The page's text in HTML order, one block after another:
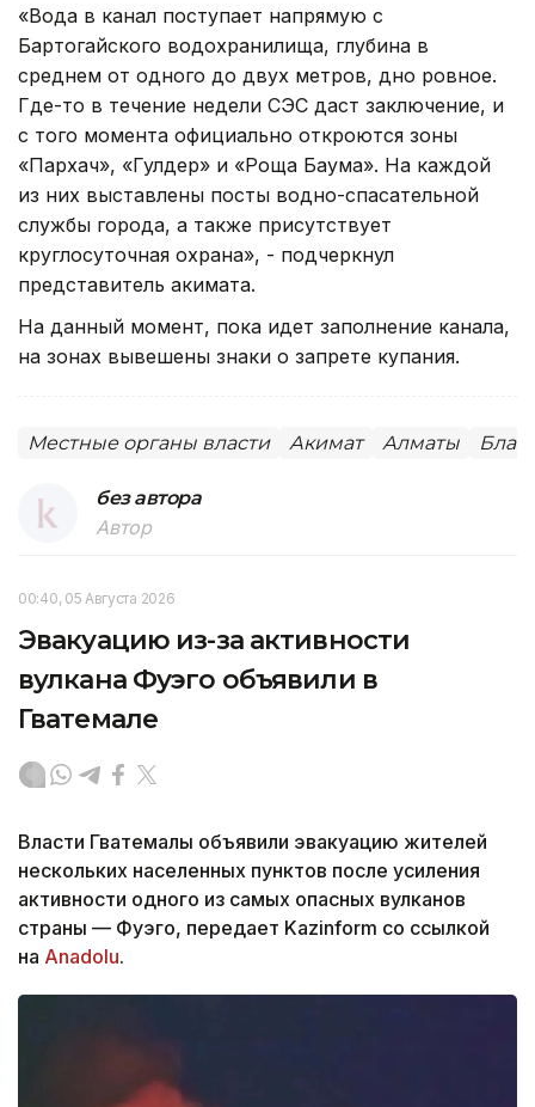
«Вода в канал поступает напрямую с
Бартогайского водохранилища, глубина в
среднем от одного до двух метров, дно ровное.
Где-то в течение недели СЭС даст заключение, и
с того момента официально откроются зоны
«Пархач», «Гулдер» и «Роща Баума». На каждой
из них выставлены посты водно-спасательной
службы города, а также присутствует
круглосуточная охрана», - подчеркнул
представитель акимата.
На данный момент, пока идет заполнение канала,
на зонах вывешены знаки о запрете купания.
Местные органы власти Акимат Алматы
без автора
Автор
00:40, 05 Августа 2026
Эвакуацию из-за активности
вулкана Фуэго объявили в
Гватемале
Власти Гватемалы объявили эвакуацию жителей
нескольких населенных пунктов после усиления
активности одного из самых опасных вулканов
страны — Фуэго, передает Kazinform со ссылкой
на Anadolu.